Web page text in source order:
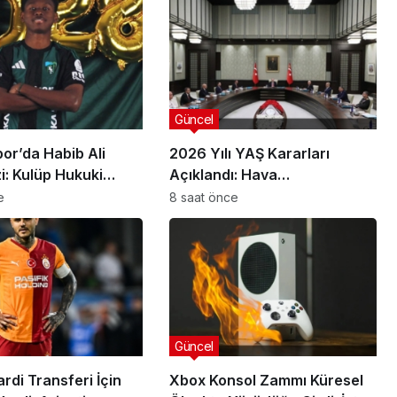
Habib Ali
Kulüp Hukuki
2026 Yılı YAŞ Kararları
Açıklandı: Hava
Kuvvetlerinde Komuta
Değişimi
Güncel
8 saat önce
Transferi İçin
Xbox Konsol Zammı Küresel
Güncel
Katıldı:
Kocaelispor’da Habib Ali
Keita Krizi: Kulüp Hukuki
Süreç Başlatıyor